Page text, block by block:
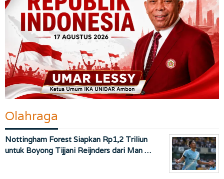
Olahraga
Nottingham Forest Siapkan Rp1,2 Triliun
untuk Boyong Tijjani Reijnders dari Man …